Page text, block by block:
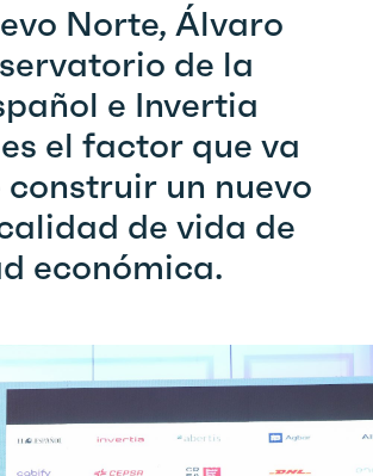
Norte,Álvaro
de la
e Invertia
el factor que va
un nuevo
de vida de
económica.